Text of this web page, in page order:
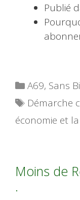
Publié
Catégories
A69, Sans
Étiquettes
Démarche
économie et
Moins de
.